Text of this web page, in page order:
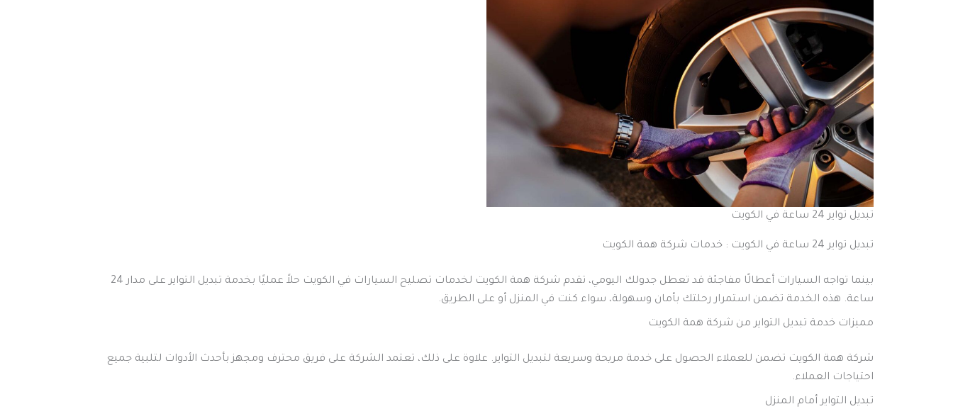
تبديل تواير 24 ساعة في الكويت
تبديل تواير 24 ساعة في الكويت : خدمات شركة همة الكويت
بينما تواجه السيارات أعطالًا مفاجئة قد تعطل جدولك اليومي، تقدم شركة همة الكويت لخدمات تصليح السيارات في الكويت حلاً عمليًا بخدمة تبديل التواير على مدار 24
ساعة. هذه الخدمة تضمن استمرار رحلتك بأمان وسهولة، سواء كنت في المنزل أو على الطريق.
مميزات خدمة تبديل التواير من شركة همة الكويت
شركة همة الكويت تضمن للعملاء الحصول على خدمة مريحة وسريعة لتبديل التواير. علاوة على ذلك، تعتمد الشركة على فريق محترف ومجهز بأحدث الأدوات لتلبية جميع
احتياجات العملاء.
تبديل التواير أمام المنزل